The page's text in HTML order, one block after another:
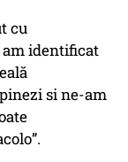
cu
am identificat
si ne-am